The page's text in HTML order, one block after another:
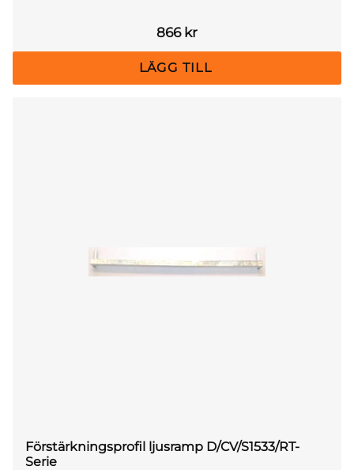
866kr
Förstärkningsprofil ljusramp D/CV/S1533/RT-
Serie